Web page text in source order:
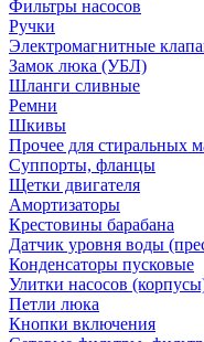
Фильтры насосов
Ручки
Электромагнитные
Замок люка (УБЛ)
Шланги сливные
Ремни
Шкивы
Прочее для стиральных
Суппорты, фланцы
Щетки двигателя
Амортизаторы
Крестовины барабана
Датчик уровня воды
Конденсаторы пусковые
Улитки насосов
Петли люка
Кнопки включения